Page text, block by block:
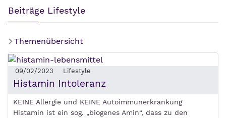
Beiträge Lifestyle
Themenübersicht
09/02/2023 Lifestyle
Histamin Intoleranz
KEINE Allergie und KEINE Autoimmunerkrankung
Histamin ist ein sog. „biogenes Amin“, dass zu den